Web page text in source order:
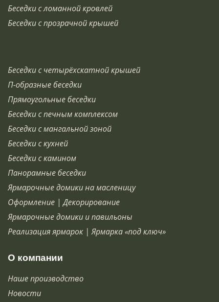
Беседки с ломанной кровлей
Беседки с прозрачной крышей
Беседки с четырёхскатной крышей
П-образные беседки
Прямоугольные беседки
Беседки с печным комплексом
Беседки с мангальной зоной
Беседки с кухней
Беседки с камином
Панорамные беседки
Ярмарочные домики на масленицу
Оформление | Декорирование
Ярмарочные домики и павильоны
Реализация ярмарок | Ярмарка «под ключ»
О компании
Наше производство
Новости